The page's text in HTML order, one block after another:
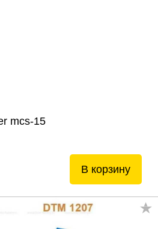
mcs-15
В корзину